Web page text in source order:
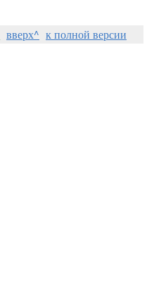
вверх^ к полной версии